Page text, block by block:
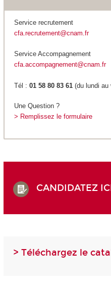
Service recrutement
cfa.recrutement@cnam.fr
Service Accompagnement
cfa.accompagnement@cnam.fr
Tél : 01 58 80 83 61(du lundi au
Une Question ?
> Remplissez le formulaire
CANDIDATEZ
> Téléchargez le